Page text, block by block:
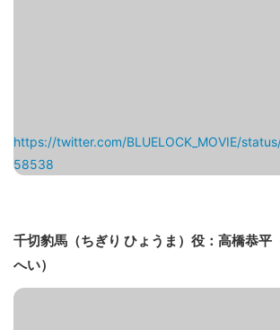
https://twitter.com/BLUELOCK_MOVIE/
58538
千切豹馬（ちぎり ひょうま）役：高橋恭平
へい）